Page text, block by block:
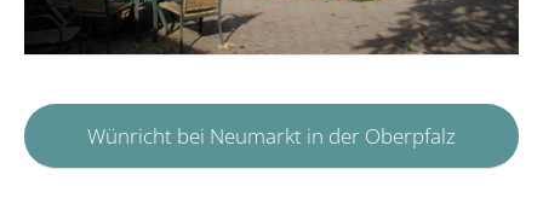
Wünricht bei Neumarkt in der Oberpfalz